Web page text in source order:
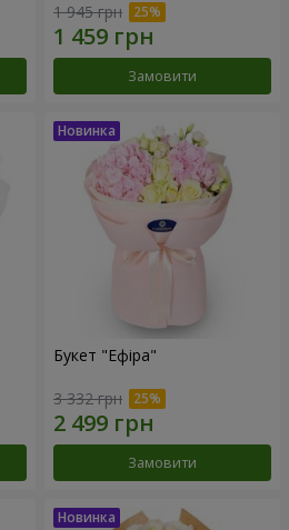
1 945 грн
Замовити
Букет "Ефіра"
3 332 грн
Замовити